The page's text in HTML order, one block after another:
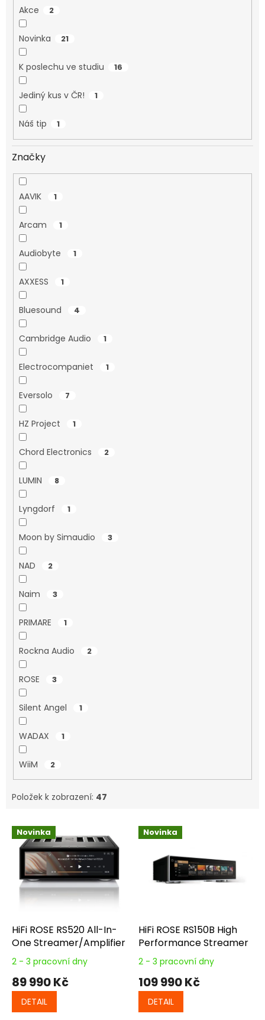
Akce 2
Novinka 21
K poslechu ve studiu 16
Jediný kus v ČR! 1
Náš tip 1
Značky
AAVIK 1
Arcam 1
Audiobyte 1
AXXESS 1
Bluesound 4
Cambridge Audio 1
Electrocompaniet 1
Eversolo 7
HZ Project 1
Chord Electronics 2
LUMIN 8
Lyngdorf 1
Moon by Simaudio 3
NAD 2
Naim 3
PRIMARE 1
Rockna Audio 2
ROSE 3
Silent Angel 1
WADAX 1
WiiM 2
Položek k zobrazení: 47
V
d
u
Novinka
HiFi ROSE RS520 All-In-
One Streamer/Amplifier
2 - 3 pracovní dny
89 990 Kč
DETAIL
Novinka
HiFi ROSE RS150B High
Performance Streamer
2 - 3 pracovní dny
109 990 Kč
DETAIL